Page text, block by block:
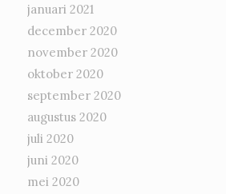
januari 2021
december 2020
november 2020
oktober 2020
september 2020
augustus 2020
juli 2020
juni 2020
mei 2020